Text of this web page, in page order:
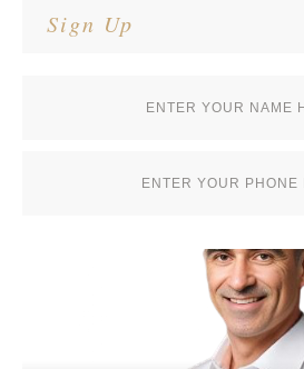
Sign Up